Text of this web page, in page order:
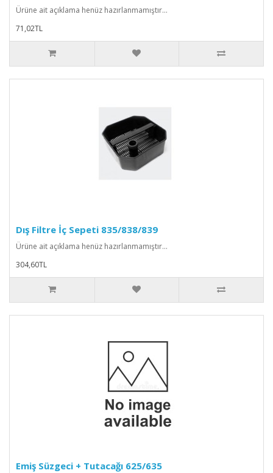
Ürüne ait açıklama henüz hazırlanmamıştır...
71,02TL
Dış Filtre İç Sepeti 835/838/839
Ürüne ait açıklama henüz hazırlanmamıştır...
304,60TL
Emiş Süzgeci + Tutacağı 625/635